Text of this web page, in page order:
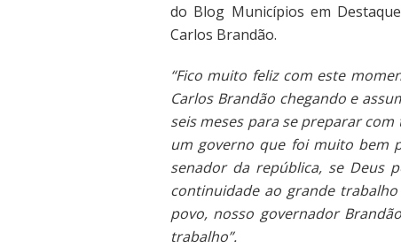
do Blog Municípios em
Carlos Brandão.
“Fico muito feliz com este
Carlos Brandão chegando e
seis meses para se preparar
um governo que foi muito bem
senador da república, se Deus
continuidade ao grande
povo, nosso governador
trabalho”.